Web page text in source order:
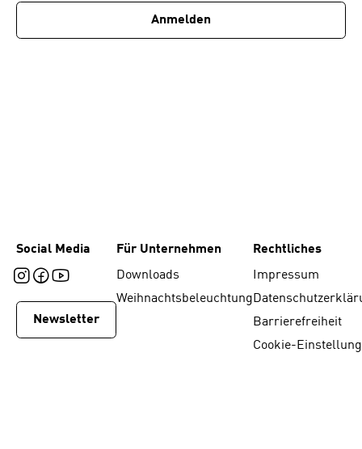
Anmelden
Social Media
Newsletter
Für Unternehmen
Downloads
Weihnachtsbeleuchtung
Rechtliches
Impressum
Barrierefreiheit
Cookie-